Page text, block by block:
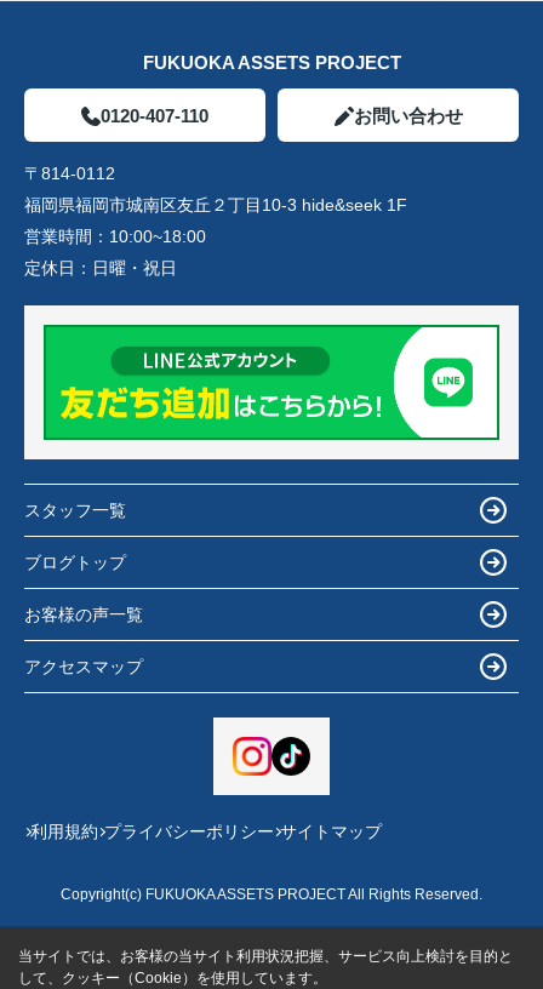
FUKUOKA ASSETS PROJECT
0120-407-110 お問い合わせ
〒814-0112
福岡県福岡市城南区友丘２丁目10-3 hide&seek 1F
営業時間： 10:00~18:00
定休日： 日曜・祝日
スタッフ一覧
ブログトップ
お客様の声一覧
アクセスマップ
利用規約 プライバシーポリシー サイトマップ
Copyright(c) FUKUOKA ASSETS PROJECT All Rights Reserved.
当サイトでは、お客様の当サイト利用状況把握、サービス向上検討を目的と
して、クッキー（Cookie）を使用しています。